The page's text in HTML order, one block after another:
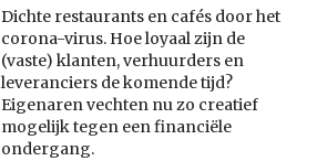
Dichte restaurants en cafés door het
corona-virus. Hoe loyaal zijn de
(vaste) klanten, verhuurders en
leveranciers de komende tijd?
Eigenaren vechten nu zo creatief
mogelijk tegen een financiële
ondergang.